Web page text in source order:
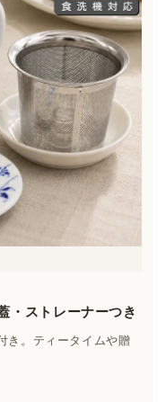
・ストレーナーつき
き。ティータイムや贈